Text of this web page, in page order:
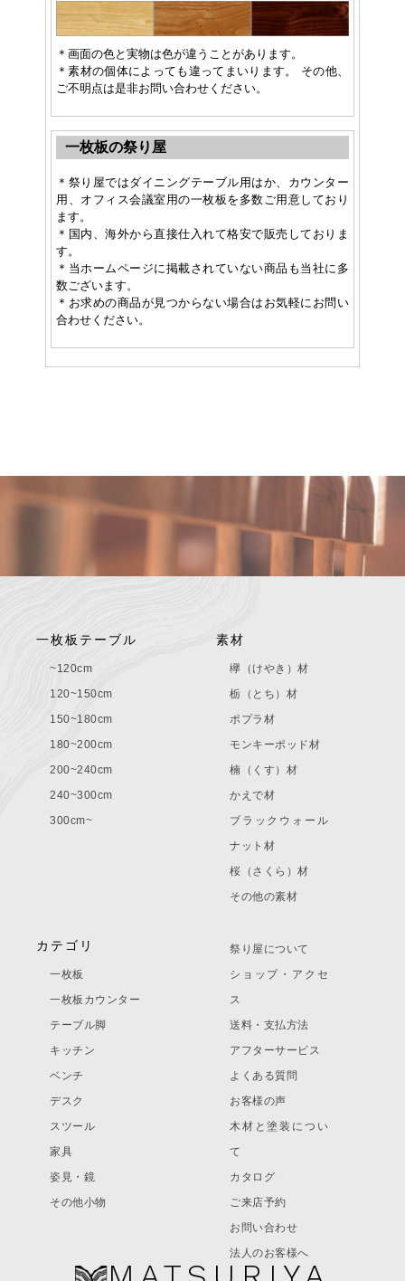
＊画面の色と実物は色が違うことがあります。
＊素材の個体によっても違ってまいります。 その他、
ご不明点は是非お問い合わせください。
一枚板の祭り屋
＊祭り屋ではダイニングテーブル用はか、カウンター
用、オフィス会議室用の一枚板を多数ご用意しており
ます。
＊国内、海外から直接仕入れて格安で販売しておりま
す。
＊当ホームページに掲載されていない商品も当社に多
数ございます。
＊お求めの商品が見つからない場合はお気軽にお問い
合わせください。
一枚板テーブル
~120cm
120~150cm
150~180cm
180~200cm
200~240cm
240~300cm
300cm~
素材
欅（けやき）材
栃（とち）材
ポプラ材
モンキーポッド材
楠（くす）材
かえで材
ブラックウォール
ナット材
桜（さくら）材
その他の素材
カテゴリ
一枚板
一枚板カウンター
テーブル脚
キッチン
ベンチ
デスク
スツール
家具
姿見・鏡
その他小物
祭り屋について
ショップ・アクセ
ス
送料・支払方法
アフターサービス
よくある質問
お客様の声
木材と塗装につい
て
カタログ
ご来店予約
お問い合わせ
法人のお客様へ